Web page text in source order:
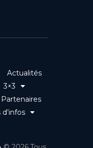
Actualités
3×3
Partenaires
d’infos